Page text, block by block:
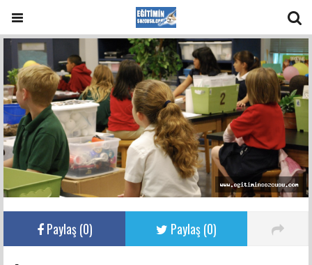
Paylaş (0) Paylaş (0)